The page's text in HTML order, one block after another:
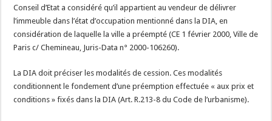
Conseil d’Etat a considéré qu’il appartient au vendeur de délivrer
l’immeuble dans l’état d’occupation mentionné dans la DIA, en
considération de laquelle la ville a préempté (CE 1 février 2000, Ville de
Paris c/ Chemineau, Juris-Data n° 2000-106260).
La DIA doit préciser les modalités de cession. Ces modalités
conditionnent le fondement d’une préemption effectuée « aux prix et
conditions » fixés dans la DIA (Art. R.213-8 du Code de l’urbanisme).